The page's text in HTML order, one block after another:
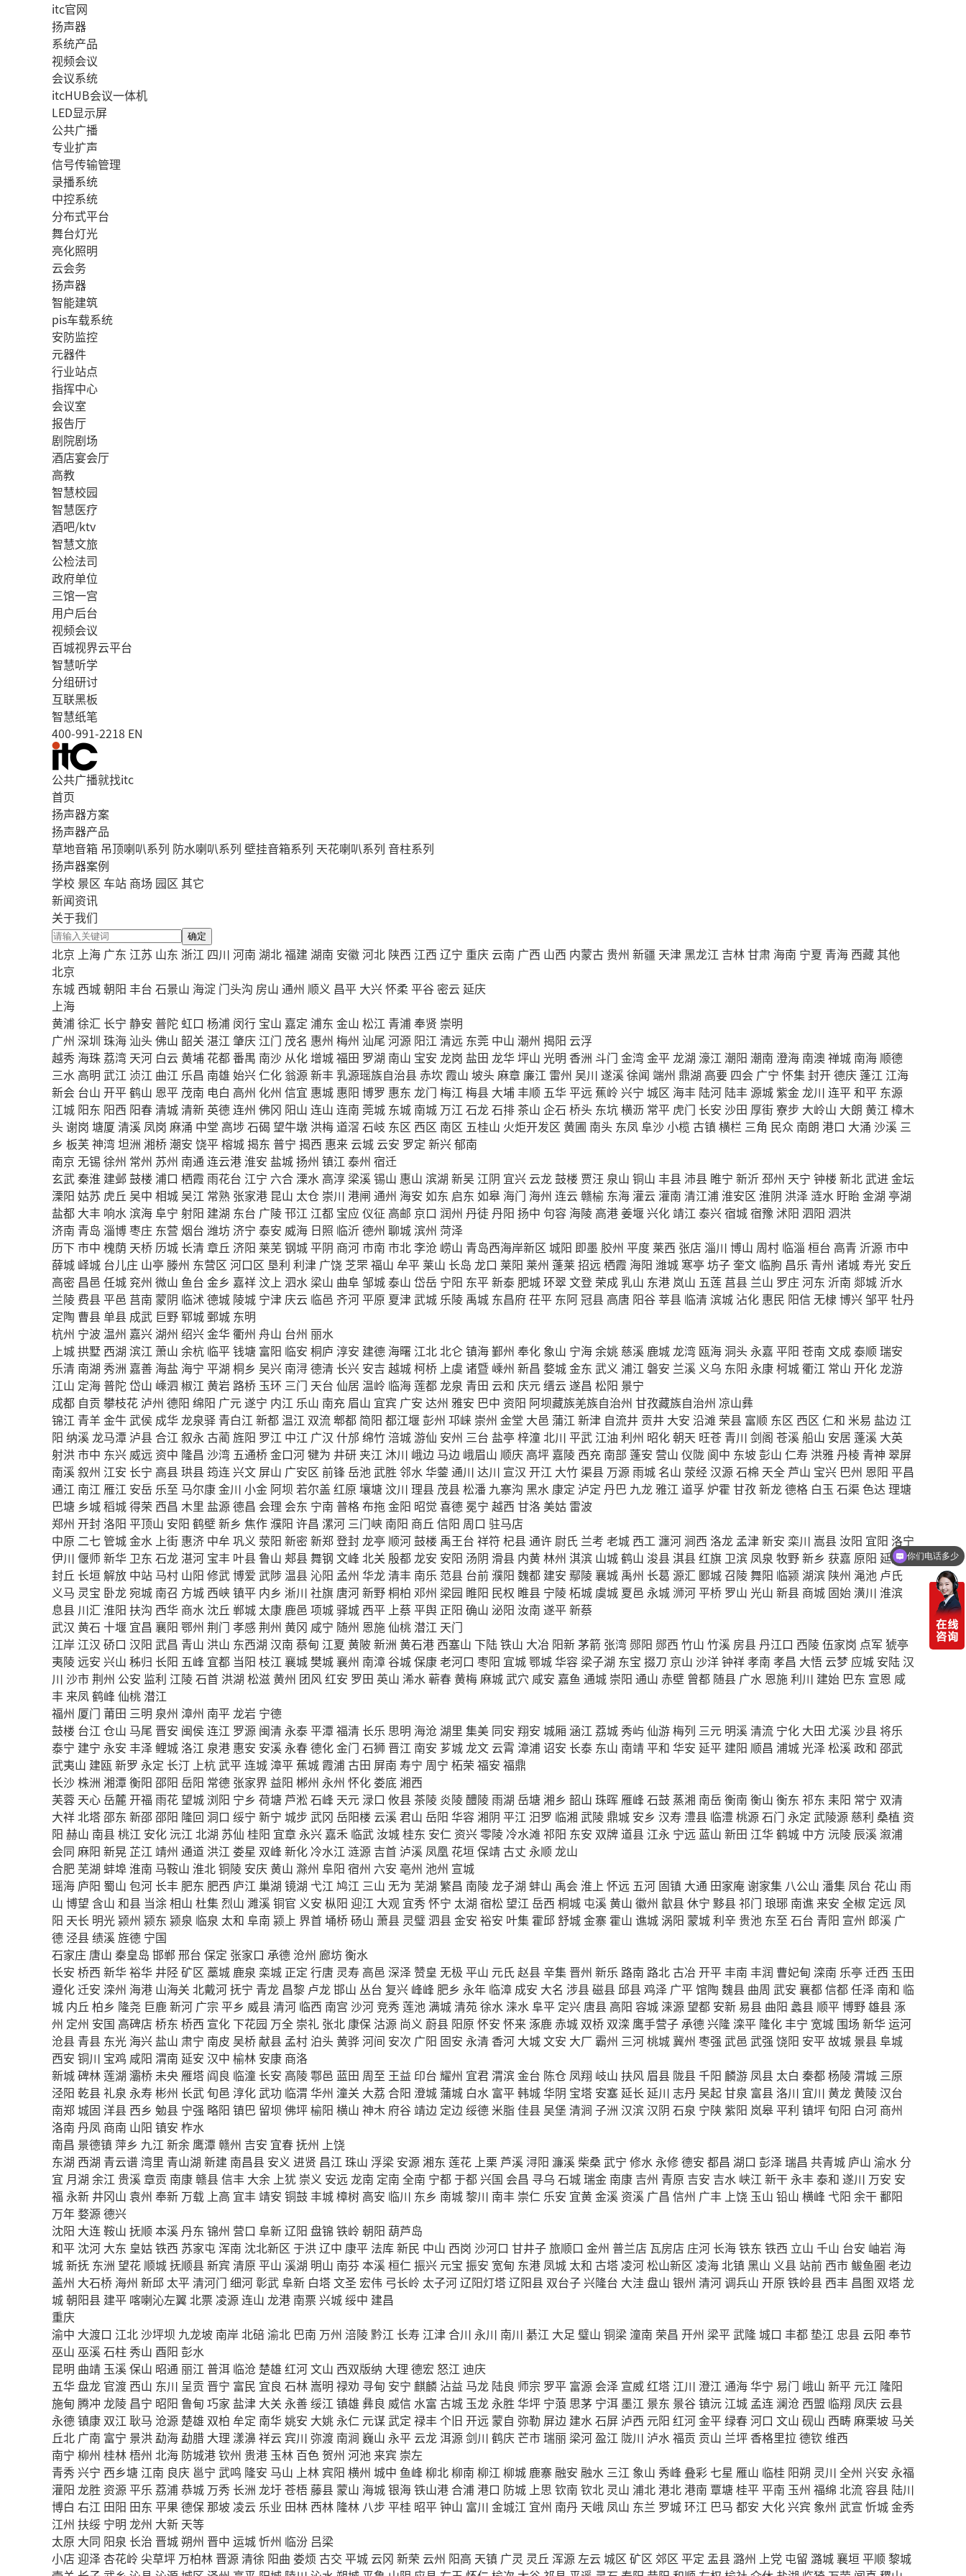
itc官网
扬声器
系统产品
视频会议
会议系统
itcHUB会议一体机
LED显示屏
公共广播
专业扩声
信号传输管理
录播系统
中控系统
分布式平台
舞台灯光
亮化照明
云会务
扬声器
智能建筑
pis车载系统
安防监控
元器件
行业站点
指挥中心
会议室
报告厅
剧院剧场
酒店宴会厅
高教
智慧校园
智慧医疗
酒吧/ktv
智慧文旅
公检法司
政府单位
三馆一宫
用户后台
视频会议
百城视界云平台
智慧听学
分组研讨
互联黑板
智慧纸笔
400-991-2218 EN
公共广播就找itc
首页
扬声器方案
扬声器产品
草地音箱 吊顶喇叭系列 防水喇叭系列 壁挂音箱系列 天花喇叭系列 音柱系列
扬声器案例
学校 景区 车站 商场 园区 其它
新闻资讯
关于我们
确定
北京 上海 广东 江苏 山东 浙江 四川 河南 湖北福建湖南 安徽河北 陕西 江西 辽宁 重庆 云南 广西 山西 内蒙古 贵州 新疆 天津黑龙江 吉林甘肃 海南 宁夏 青海 西藏其他
北京
东城 西城朝阳 丰台 石景山 海淀 门头沟 房山 通州 顺义 昌平 大兴怀柔平谷 密云延庆
上海
黄浦徐汇 长宁 静安 普陀 虹口 杨浦 闵行 宝山 嘉定 浦东 金山 松江 青浦奉贤 崇明
广州 深圳 珠海 汕头佛山 韶关 湛江 肇庆 江门 茂名 惠州 梅州 汕尾 河源 阳江 清远 东莞 中山 潮州 揭阳 云浮
越秀 海珠 荔湾 天河 白云黄埔 花都番禺 南沙 从化增城福田 罗湖 南山 宝安 龙岗 盐田 龙华坪山 光明 香洲 斗门 金湾金平龙湖 濠江 潮阳 潮南 澄海 南澳禅城 南海 顺德
三水 高明 武江 浈江 曲江 乐昌 南雄 始兴仁化 翁源新丰乳源瑶族自治县赤坎 霞山 坡头麻章 廉江 雷州 吴川 遂溪徐闻 端州 鼎湖 高要 四会 广宁 怀集封开德庆 蓬江 江海
新会 台山 开平鹤山 恩平 茂南 电白 高州 化州 信宜 惠城 惠阳 博罗 惠东 龙门 梅江 梅县 大埔丰顺 五华平远 蕉岭 兴宁 城区 海丰 陆河 陆丰源城紫金龙川 连平和平 东源
江城 阳东 阳西 阳春清城清新 英德连州 佛冈 阳山 连山 连南 莞城 东城 南城 万江 石龙石排茶山 企石 桥头 东坑横沥 常平 虎门 长安 沙田 厚街寮步 大岭山 大朗 黄江 樟木
头谢岗 塘厦 清溪 凤岗 麻涌 中堂 高埗石碣 望牛墩 洪梅道滘 石岐 东区 西区 南区 五桂山 火炬开发区 黄圃 南头 东凤阜沙小榄 古镇横栏 三角 民众 南朗 港口 大涌 沙溪 三
乡 板芙 神湾坦洲 湘桥潮安 饶平榕城揭东 普宁 揭西 惠来 云城 云安 罗定 新兴郁南
南京 无锡 徐州 常州 苏州 南通连云港淮安 盐城扬州 镇江 泰州 宿迁
玄武秦淮 建邺鼓楼 浦口 栖霞 雨花台 江宁 六合 溧水 高淳 梁溪锡山 惠山 滨湖 新吴 江阴 宜兴 云龙鼓楼 贾汪 泉山 铜山 丰县 沛县 睢宁 新沂邳州 天宁 钟楼 新北武进金坛
溧阳 姑苏 虎丘 吴中 相城吴江 常熟 张家港 昆山 太仓 崇川 港闸 通州 海安 如东 启东 如皋 海门 海州 连云赣榆 东海灌云灌南 清江浦淮安区 淮阴 洪泽 涟水 盱眙金湖 亭湖
盐都 大丰 响水滨海阜宁 射阳 建湖 东台 广陵邗江 江都 宝应 仪征 高邮 京口 润州 丹徒丹阳 扬中 句容 海陵 高港姜堰兴化靖江 泰兴宿城宿豫 沭阳 泗阳 泗洪
济南 青岛 淄博枣庄 东营 烟台 潍坊济宁 泰安 威海 日照 临沂德州 聊城滨州 菏泽
历下市中 槐荫 天桥 历城 长清章丘 济阳 莱芜钢城平阴 商河市南 市北李沧 崂山 青岛西海岸新区 城阳 即墨 胶州 平度 莱西 张店 淄川 博山 周村 临淄 桓台 高青 沂源市中
薛城 峄城 台儿庄 山亭 滕州 东营区 河口区 垦利 利津 广饶 芝罘福山 牟平 莱山 长岛 龙口 莱阳 莱州 蓬莱招远 栖霞 海阳 潍城 寒亭 坊子奎文 临朐 昌乐 青州 诸城寿光 安丘
高密 昌邑 任城 兖州 微山 鱼台 金乡 嘉祥 汶上 泗水 梁山 曲阜邹城泰山 岱岳 宁阳 东平新泰 肥城环翠文登 荣成乳山 东港 岚山 五莲 莒县 兰山 罗庄河东 沂南 郯城 沂水
兰陵 费县平邑 莒南 蒙阴 临沭德城 陵城 宁津 庆云 临邑 齐河平原 夏津武城 乐陵 禹城 东昌府茌平 东阿冠县 高唐 阳谷莘县 临清滨城 沾化 惠民 阳信无棣博兴邹平牡丹
定陶 曹县单县 成武 巨野 郓城 鄄城 东明
杭州 宁波 温州 嘉兴湖州 绍兴金华衢州 舟山 台州 丽水
上城拱墅 西湖 滨江 萧山 余杭 临平钱塘 富阳 临安 桐庐 淳安 建德 海曙 江北北仑镇海鄞州 奉化 象山 宁海余姚 慈溪 鹿城龙湾 瓯海洞头 永嘉 平阳 苍南 文成泰顺瑞安
乐清 南湖 秀洲 嘉善 海盐 海宁 平湖 桐乡 吴兴 南浔德清 长兴 安吉 越城柯桥 上虞 诸暨 嵊州 新昌 婺城金东 武义 浦江 磐安 兰溪 义乌 东阳 永康柯城衢江 常山 开化龙游
江山 定海普陀 岱山 嵊泗 椒江 黄岩 路桥 玉环 三门 天台 仙居 温岭 临海莲都龙泉 青田 云和 庆元缙云遂昌 松阳 景宁
成都 自贡 攀枝花 泸州 德阳 绵阳 广元遂宁 内江 乐山 南充 眉山 宜宾 广安 达州 雅安 巴中 资阳 阿坝藏族羌族自治州 甘孜藏族自治州 凉山彝
锦江 青羊金牛武侯 成华龙泉驿 青白江 新都 温江 双流郫都 简阳 都江堰彭州 邛崃 崇州 金堂 大邑 蒲江 新津 自流井 贡井 大安 沿滩 荣县 富顺 东区 西区 仁和 米易 盐边 江
阳 纳溪龙马潭 泸县合江 叙永古蔺旌阳 罗江 中江 广汉 什邡 绵竹 涪城游仙 安州 三台 盐亭 梓潼北川 平武 江油 利州 昭化朝天 旺苍 青川 剑阁 苍溪船山 安居 蓬溪 大英
射洪市中 东兴 威远 资中 隆昌 沙湾 五通桥金口河犍为 井研 夹江 沐川 峨边 马边 峨眉山 顺庆 高坪 嘉陵 西充 南部 蓬安 营山 仪陇 阆中 东坡彭山 仁寿 洪雅丹棱 青神 翠屏
南溪叙州 江安 长宁 高县珙县筠连兴文 屏山 广安区 前锋岳池武胜 邻水华蓥 通川 达川 宣汉 开江 大竹 渠县 万源雨城 名山 荥经汉源石棉 天全 芦山 宝兴 巴州 恩阳 平昌
通江 南江 雁江 安岳 乐至 马尔康金川 小金 阿坝 若尔盖 红原 壤塘 汶川 理县 茂县松潘 九寨沟 黑水 康定 泸定 丹巴 九龙雅江 道孚炉霍 甘孜新龙德格 白玉 石渠色达 理塘
巴塘 乡城稻城得荣 西昌 木里 盐源德昌 会理 会东 宁南 普格布拖金阳 昭觉 喜德 冕宁 越西 甘洛 美姑 雷波
郑州 开封洛阳 平顶山 安阳 鹤壁新乡 焦作濮阳 许昌 漯河 三门峡 南阳 商丘 信阳 周口 驻马店
中原 二七 管城金水 上街 惠济 中牟巩义 荥阳 新密 新郑登封龙亭 顺河鼓楼 禹王台 祥符 杞县通许 尉氏 兰考 老城 西工瀍河涧西 洛龙 孟津新安 栾川 嵩县 汝阳 宜阳 洛宁
伊川 偃师新华 卫东 石龙湛河 宝丰 叶县鲁山 郏县舞钢 文峰 北关 殷都龙安 安阳 汤阴 滑县 内黄林州 淇滨 山城鹤山 浚县淇县红旗 卫滨 凤泉 牧野新乡 获嘉 原阳 延津
封丘 长垣解放 中站 马村 山阳 修武博爱 武陟 温县沁阳 孟州 华龙清丰 南乐 范县 台前濮阳 魏都 建安 鄢陵襄城 禹州 长葛 源汇 郾城召陵舞阳 临颍 湖滨 陕州 渑池 卢氏
义马 灵宝 卧龙宛城 南召 方城 西峡镇平 内乡 淅川 社旗 唐河新野桐柏 邓州 梁园 睢阳 民权 睢县 宁陵柘城 虞城 夏邑 永城浉河平桥 罗山 光山 新县 商城 固始潢川 淮滨
息县 川汇 淮阳 扶沟 西华 商水 沈丘 郸城 太康 鹿邑 项城驿城 西平 上蔡 平舆 正阳 确山 泌阳 汝南 遂平新蔡
武汉 黄石 十堰 宜昌 襄阳 鄂州 荆门 孝感荆州 黄冈 咸宁 随州 恩施仙桃潜江 天门
江岸 江汉 硚口 汉阳 武昌 青山 洪山 东西湖 汉南 蔡甸 江夏 黄陂 新洲 黄石港 西塞山 下陆铁山 大冶 阳新茅箭 张湾 郧阳 郧西 竹山 竹溪 房县丹江口 西陵伍家岗 点军 猇亭
夷陵远安 兴山 秭归 长阳 五峰 宜都 当阳 枝江 襄城樊城襄州 南漳谷城保康老河口 枣阳 宜城鄂城华容 梁子湖 东宝 掇刀 京山 沙洋钟祥孝南 孝昌 大悟 云梦 应城 安陆汉
川 沙市荆州 公安 监利 江陵石首 洪湖 松滋黄州 团风红安 罗田 英山 浠水蕲春黄梅麻城武穴 咸安 嘉鱼 通城 崇阳 通山 赤壁 曾都 随县 广水 恩施利川 建始 巴东 宣恩 咸
丰 来凤鹤峰 仙桃潜江
福州 厦门 莆田 三明 泉州 漳州 南平龙岩 宁德
鼓楼 台江 仓山 马尾 晋安 闽侯连江 罗源 闽清 永泰平潭福清 长乐 思明 海沧 湖里 集美 同安 翔安 城厢 涵江 荔城秀屿仙游梅列 三元 明溪清流 宁化 大田 尤溪沙县将乐
泰宁 建宁 永安 丰泽鲤城洛江 泉港 惠安 安溪 永春德化金门 石狮 晋江 南安 芗城龙文 云霄 漳浦诏安 长泰 东山 南靖平和 华安 延平 建阳 顺昌 浦城光泽松溪政和 邵武
武夷山 建瓯新罗 永定 长汀 上杭武平连城 漳平 蕉城 霞浦古田 屏南 寿宁 周宁 柘荣 福安 福鼎
长沙株洲 湘潭衡阳 邵阳 岳阳 常德 张家界 益阳 郴州 永州 怀化 娄底湘西
芙蓉 天心岳麓开福 雨花望城 浏阳 宁乡 荷塘 芦淞石峰 天元 渌口 攸县茶陵 炎陵醴陵雨湖 岳塘湘乡 韶山 珠晖 雁峰 石鼓 蒸湘 南岳衡南 衡山 衡东 祁东 耒阳 常宁 双清
大祥北塔邵东 新邵邵阳 隆回 洞口 绥宁 新宁 城步 武冈 岳阳楼 云溪君山 岳阳 华容湘阴 平江 汨罗 临湘 武陵鼎城 安乡 汉寿 澧县 临澧桃源石门 永定 武陵源 慈利 桑植 资
阳 赫山 南县桃江 安化沅江 北湖 苏仙 桂阳 宜章 永兴 嘉禾 临武 汝城桂东 安仁 资兴零陵 冷水滩 祁阳 东安 双牌道县 江永 宁远 蓝山 新田 江华鹤城 中方 沅陵 辰溪 溆浦
会同 麻阳 新晃 芷江 靖州 通道 洪江 娄星 双峰 新化 冷水江 涟源 吉首 泸溪 凤凰 花垣保靖古丈 永顺龙山
合肥 芜湖 蚌埠淮南 马鞍山 淮北铜陵 安庆黄山 滁州 阜阳 宿州 六安 亳州 池州 宣城
瑶海 庐阳 蜀山 包河 长丰 肥东 肥西 庐江 巢湖 镜湖 弋江 鸠江 三山 无为 芜湖 繁昌 南陵龙子湖 蚌山 禹会淮上 怀远 五河 固镇 大通 田家庵谢家集 八公山 潘集 凤台 花山 雨
山 博望 含山 和县 当涂相山 杜集 烈山 濉溪铜官 义安 枞阳 迎江 大观 宜秀怀宁 太湖 宿松 望江 岳西 桐城 屯溪黄山 徽州 歙县休宁 黟县祁门 琅琊 南谯 来安 全椒 定远 凤
阳 天长 明光颍州 颍东 颍泉 临泉 太和 阜南 颍上 界首埇桥砀山 萧县 灵璧泗县金安 裕安 叶集 霍邱舒城金寨 霍山 谯城 涡阳 蒙城利辛 贵池 东至 石台 青阳 宣州 郎溪 广
德 泾县绩溪旌德 宁国
石家庄 唐山 秦皇岛 邯郸 邢台 保定 张家口 承德 沧州 廊坊衡水
长安 桥西 新华裕华 井陉矿区 藁城 鹿泉 栾城 正定 行唐 灵寿 高邑 深泽 赞皇 无极 平山 元氏赵县辛集 晋州 新乐 路南 路北古冶 开平丰南 丰润 曹妃甸 滦南 乐亭 迁西 玉田
遵化迁安 滦州 海港 山海关 北戴河抚宁 青龙 昌黎 卢龙邯山 丛台 复兴 峰峰 肥乡 永年 临漳 成安 大名 涉县磁县邱县鸡泽 广平馆陶 魏县 曲周 武安 襄都信都任泽 南和 临
城 内丘 柏乡 隆尧 巨鹿新河 广宗 平乡 威县清河 临西 南宫 沙河竞秀莲池 满城清苑徐水 涞水阜平 定兴 唐县 高阳 容城 涞源望都 安新易县 曲阳 蠡县 顺平博野雄县涿
州 定州 安国 高碑店 桥东 桥西 宣化下花园 万全 崇礼 张北 康保 沽源 尚义 蔚县 阳原 怀安 怀来涿鹿赤城 双桥 双滦 鹰手营子承德兴隆 滦平 隆化丰宁 宽城 围场 新华运河
沧县 青县 东光 海兴 盐山 肃宁 南皮 吴桥献县 孟村 泊头黄骅河间 安次 广阳 固安 永清 香河 大城文安 大厂 霸州 三河桃城冀州 枣强 武邑 武强 饶阳 安平故城 景县阜城
西安 铜川 宝鸡 咸阳 渭南 延安 汉中 榆林 安康 商洛
新城碑林莲湖 灞桥未央 雁塔 阎良 临潼 长安 高陵鄠邑 蓝田 周至 王益 印台 耀州 宜君渭滨金台 陈仓 凤翔 岐山 扶风 眉县 陇县千阳 麟游 凤县 太白 秦都杨陵渭城 三原
泾阳 乾县礼泉 永寿彬州 长武旬邑 淳化武功 临渭 华州 潼关 大荔 合阳 澄城蒲城 白水 富平韩城华阴 宝塔 安塞延长 延川 志丹吴起甘泉 富县洛川 宜川 黄龙黄陵汉台
南郑城固 洋县 西乡 勉县 宁强 略阳 镇巴 留坝 佛坪榆阳 横山 神木 府谷靖边 定边绥德 米脂佳县吴堡 清涧 子洲 汉滨汉阴 石泉 宁陕紫阳 岚皋平利 镇坪旬阳 白河 商州
洛南 丹凤 商南 山阳 镇安 柞水
南昌 景德镇萍乡 九江 新余 鹰潭赣州 吉安 宜春抚州 上饶
东湖 西湖 青云谱湾里 青山湖 新建 南昌县 安义 进贤 昌江 珠山 浮梁 安源湘东 莲花 上栗 芦溪 浔阳 濂溪柴桑武宁 修水 永修德安 都昌 湖口 彭泽瑞昌 共青城 庐山 渝水 分
宜 月湖 余江 贵溪章贡 南康赣县信丰 大余 上犹 崇义 安远 龙南 定南 全南 宁都于都兴国 会昌 寻乌 石城瑞金 南康 吉州 青原 吉安 吉水 峡江 新干 永丰泰和 遂川 万安 安
福 永新 井冈山 袁州 奉新 万载 上高 宜丰靖安 铜鼓丰城樟树 高安 临川 东乡 南城黎川 南丰 崇仁 乐安 宜黄金溪 资溪 广昌 信州 广丰 上饶 玉山 铅山 横峰 弋阳 余干鄱阳
万年婺源德兴
沈阳 大连鞍山 抚顺本溪丹东 锦州 营口 阜新辽阳 盘锦 铁岭 朝阳 葫芦岛
和平 沈河 大东 皇姑铁西 苏家屯 浑南 沈北新区 于洪辽中 康平 法库新民 中山 西岗 沙河口 甘井子旅顺口 金州 普兰店 瓦房店 庄河 长海铁东 铁西 立山 千山 台安 岫岩 海
城新抚 东洲 望花 顺城抚顺县新宾 清原 平山 溪湖 明山 南芬 本溪桓仁振兴 元宝 振安 宽甸 东港 凤城 太和 古塔 凌河松山新区 凌海北镇黑山 义县 站前 西市 鲅鱼圈 老边
盖州 大石桥 海州 新邱 太平清河门 细河彰武阜新 白塔文圣宏伟 弓长岭 太子河辽阳灯塔辽阳县 双台子兴隆台 大洼 盘山 银州 清河调兵山 开原 铁岭县 西丰 昌图 双塔龙
城朝阳县 建平 喀喇沁左翼北票 凌源连山 龙港 南票兴城绥中 建昌
重庆
渝中 大渡口 江北沙坪坝 九龙坡 南岸北碚渝北 巴南 万州 涪陵黔江 长寿 江津合川 永川 南川 綦江 大足 璧山 铜梁潼南 荣昌 开州 梁平武隆城口 丰都 垫江 忠县 云阳 奉节
巫山 巫溪石柱 秀山 酉阳 彭水
昆明 曲靖 玉溪保山 昭通丽江 普洱 临沧 楚雄 红河文山 西双版纳 大理 德宏 怒江 迪庆
五华盘龙 官渡 西山 东川 呈贡 晋宁 富民 宜良 石林嵩明 禄劝 寻甸 安宁 麒麟 沾益 马龙 陆良 师宗 罗平 富源 会泽 宣威红塔 江川 澄江 通海华宁 易门 峨山 新平 元江 隆阳
施甸 腾冲 龙陵 昌宁 昭阳 鲁甸 巧家 盐津 大关 永善绥江 镇雄 彝良 威信水富 古城 玉龙 永胜 华坪 宁蒗 思茅 宁洱 墨江 景东 景谷镇沅 江城 孟连 澜沧 西盟 临翔 凤庆 云县
永德镇康 双江 耿马 沧源 楚雄 双柏 牟定 南华姚安 大姚 永仁 元谋武定 禄丰个旧 开远 蒙自 弥勒 屏边 建水石屏 泸西 元阳 红河金平绿春河口 文山 砚山 西畴麻栗坡 马关
丘北 广南 富宁 景洪 勐海 勐腊 大理 漾濞祥云 宾川 弥渡 南涧 巍山 永平 云龙 洱源剑川 鹤庆 芒市瑞丽 梁河盈江 陇川 泸水福贡 贡山 兰坪 香格里拉 德钦维西
南宁 柳州 桂林梧州 北海 防城港钦州 贵港 玉林 百色贺州 河池 来宾 崇左
青秀兴宁 西乡塘 江南 良庆 邕宁 武鸣 隆安 马山 上林 宾阳 横州 城中 鱼峰 柳北柳南 柳江 柳城 鹿寨融安 融水 三江 象山 秀峰 叠彩七星 雁山 临桂 阳朔 灵川 全州 兴安 永福
灌阳 龙胜 资源平乐 荔浦恭城 万秀 长洲 龙圩苍梧 藤县蒙山 海城银海铁山港合浦港口 防城 上思 钦南 钦北 灵山 浦北港北港南 覃塘桂平平南 玉州 福绵 北流 容县 陆川
博白 右江 田阳 田东 平果 德保那坡 凌云 乐业 田林 西林 隆林 八步 平桂 昭平钟山 富川 金城江 宜州 南丹 天峨 凤山 东兰 罗城环江 巴马 都安 大化兴宾 象州 武宣 忻城金秀
江州 扶绥 宁明 龙州 大新 天等
太原 大同 阳泉 长治 晋城朔州 晋中 运城忻州 临汾 吕梁
小店 迎泽杏花岭 尖草坪 万柏林 晋源清徐 阳曲 娄烦 古交 平城 云冈 新荣 云州 阳高 天镇 广灵 灵丘 浑源左云城区 矿区 郊区 平定 盂县潞州 上党 屯留 潞城襄垣平顺黎城
你们电话多少
需要产品报价